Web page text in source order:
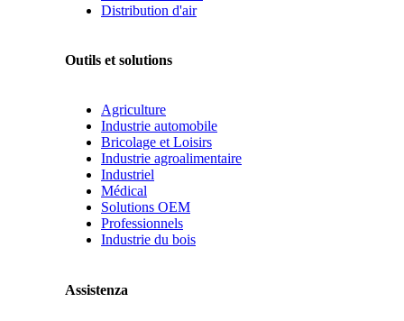
Distribution d'air
Outils et solutions
Agriculture
Industrie automobile
Bricolage et Loisirs
Industrie agroalimentaire
Industriel
Médical
Solutions OEM
Professionnels
Industrie du bois
Assistenza